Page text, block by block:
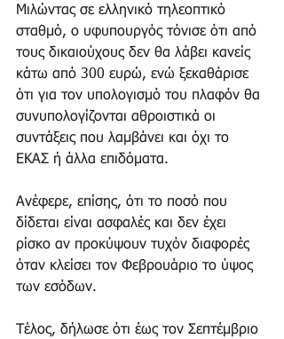
Μιλώντας σε ελληνικό τηλεοπτικό
σταθμό, ο υφυπουργός τόνισε ότι από
τους δικαιούχους δεν θα λάβει κανείς
κάτω από 300 ευρώ, ενώ ξεκαθάρισε
ότι για τον υπολογισμό του πλαφόν θα
συνυπολογίζονται αθροιστικά οι
συντάξεις που λαμβάνει και όχι το
ΕΚΑΣ ή άλλα επιδόματα.
Ανέφερε, επίσης, ότι το ποσό που
δίδεται είναι ασφαλές και δεν έχει
ρίσκο αν προκύψουν τυχόν διαφορές
όταν κλείσει τον Φεβρουάριο το ύψος
των εσόδων.
Τέλος, δήλωσε ότι έως τον Σεπτέμβριο